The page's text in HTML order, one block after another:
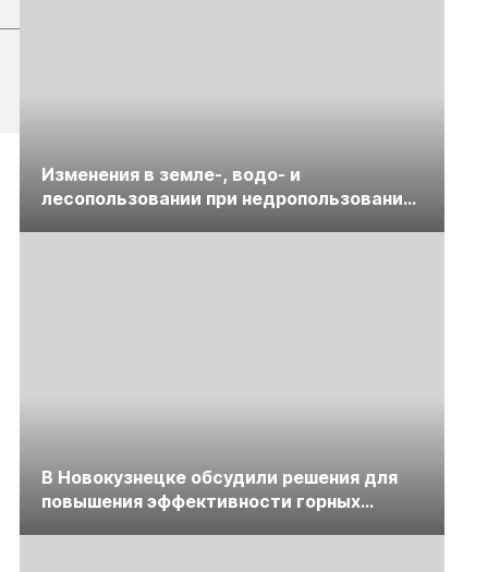
Изменения в земле-, водо- и
лесопользовании при недропользовании
В Новокузнецке обсудили решения для
повышения эффективности горных